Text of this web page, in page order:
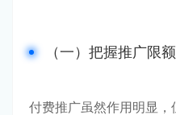
（一）把握推广限额
付费推广虽然作用明显